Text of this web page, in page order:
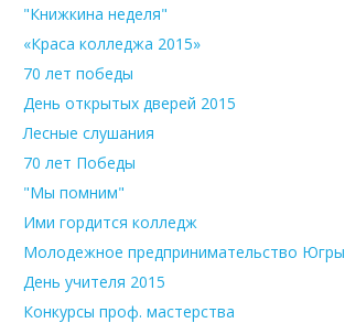
"Книжкина неделя"
«Краса колледжа 2015»
70 лет победы
День открытых дверей 2015
Лесные слушания
70 лет Победы
"Мы помним"
Ими гордится колледж
Молодежное предпринимательство Югры
День учителя 2015
Конкурсы проф. мастерства